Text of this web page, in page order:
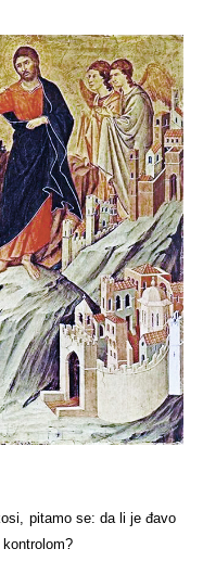
pitamo se: da li je đavo